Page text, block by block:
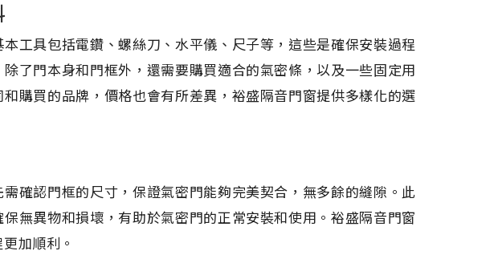
工具包括電鑽、螺絲刀、水平儀、尺子等，這些是確保安裝過程
了門本身和門框外，還需要購買適合的氣密條，以及一些固定用
購買的品牌，價格也會有所差異，裕盛隔音門窗提供多樣化的選
確認門框的尺寸，保證氣密門能夠完美契合，無多餘的縫隙。此
無異物和損壞，有助於氣密門的正常安裝和使用。裕盛隔音門窗
加順利。